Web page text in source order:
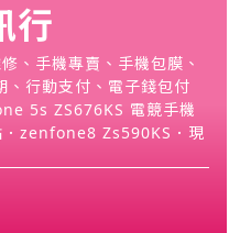
行
、手機專賣、手機包膜、
、行動支付、電子錢包付
5s ZS676KS 電競手機
．zenfone8 Zs590KS．現